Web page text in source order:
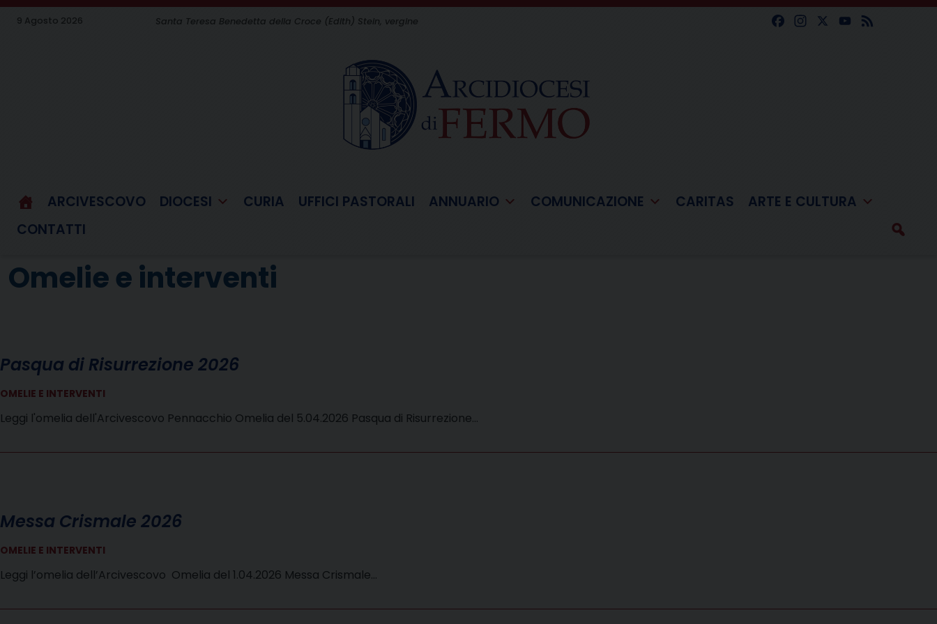
Skip
9 Agosto 2026 Santa Teresa Benedetta della Croce (Edith) Stein, vergine Facebook
Instagram
X YouTube
Feed
ARCIVESCOVO DIOCESI CURIA UFFICI PASTORALI ANNUARIO COMUNICAZIONE CARITAS
ARTE E CULTURA
CONTATTI
Omelie e interventi
Pasqua di Risurrezione 2026
OMELIE E INTERVENTI
Leggi l'omelia dell'Arcivescovo Pennacchio Omelia del 5.04.2026 Pasqua di Risurrezione…
Messa Crismale 2026
OMELIE E INTERVENTI
Leggi l’omelia dell’Arcivescovo Omelia del 1.04.2026 Messa Crismale…